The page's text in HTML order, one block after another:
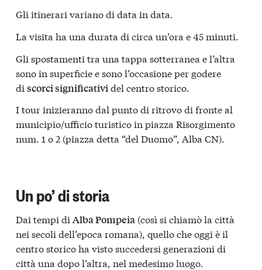
Gli itinerari variano di data in data.
La visita ha una durata di circa un’ora e 45 minuti.
Gli spostamenti tra una tappa sotterranea e l’altra
sono in superficie e sono l’occasione per godere
di scorci significatividel centro storico.
I tour inizieranno dal punto di ritrovo di fronte al
municipio/ufficio turistico in piazza Risorgimento
num. 1 o 2 (piazza detta “del Duomo”, Alba CN).
Un po’ di storia
Dai tempi di Alba Pompeia (così si chiamò la città
nei secoli dell’epoca romana), quello che oggi è il
centro storico ha visto succedersi generazioni di
città una dopo l’altra, nel medesimo luogo.